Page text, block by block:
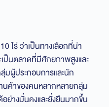
ไร่ ว่าเป็นทางเลือกที่น่า
เป็นตลาดที่มีศักยภาพสูงและ
ผู้ประกอบการและนัก
นค้าของคนหลากหลายกลุ่ม
ย่างมั่นคงและยั่งยืนมากขึ้น